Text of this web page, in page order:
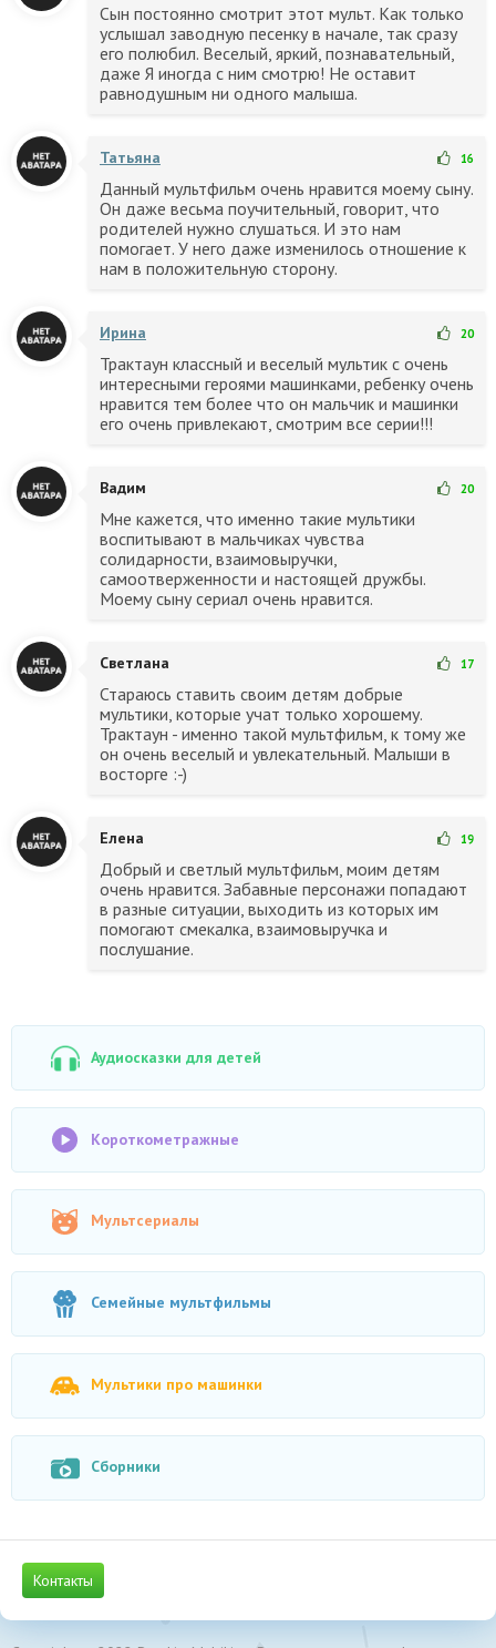
Сын постоянно смотрит этот мульт. Как только
услышал заводную песенку в начале, так сразу
его полюбил. Веселый, яркий, познавательный,
даже Я иногда с ним смотрю! Не оставит
равнодушным ни одного малыша.
Татьяна 16
Данный мультфильм очень нравится моему сыну.
Он даже весьма поучительный, говорит, что
родителей нужно слушаться. И это нам
помогает. У него даже изменилось отношение к
нам в положительную сторону.
Ирина 20
Трактаун классный и веселый мультик с очень
интересными героями машинками, ребенку очень
нравится тем более что он мальчик и машинки
его очень привлекают, смотрим все серии!!!
Вадим 20
Мне кажется, что именно такие мультики
воспитывают в мальчиках чувства
солидарности, взаимовыручки,
самоотверженности и настоящей дружбы.
Моему сыну сериал очень нравится.
Светлана 17
Стараюсь ставить своим детям добрые
мультики, которые учат только хорошему.
Трактаун - именно такой мультфильм, к тому же
он очень веселый и увлекательный. Малыши в
восторге :-)
Елена 19
Добрый и светлый мультфильм, моим детям
очень нравится. Забавные персонажи попадают
в разные ситуации, выходить из которых им
помогают смекалка, взаимовыручка и
послушание.
Аудиосказки для детей
Короткометражные
Мультсериалы
Семейные мультфильмы
Мультики про машинки
Сборники
Контакты